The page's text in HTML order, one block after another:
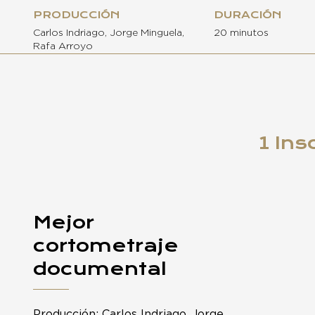
PRODUCCIÓN
Carlos Indriago, Jorge Minguela,
Rafa Arroyo
DURACIÓN
20 minutos
1
Mejor
cortometraje
documental